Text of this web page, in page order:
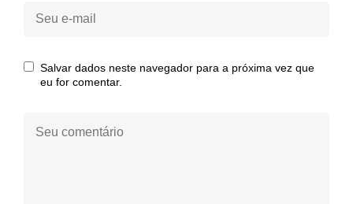
Seu
Salvar dados neste navegador para a próxima vez que
eu for comentar.
comentário: